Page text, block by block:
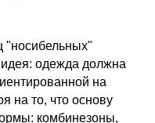
"носибельных"
одежда должна
на
на то, что основу
комбинезоны,